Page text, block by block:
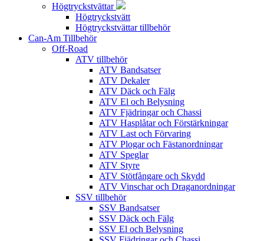
Högtryckstvättar
Högtryckstvätt
Högtryckstvättar tillbehör
Can-Am Tillbehör
Off-Road
ATV tillbehör
ATV Bandsatser
ATV Dekaler
ATV Däck och Fälg
ATV El och Belysning
ATV Fjädringar och Chassi
ATV Hasplåtar och Förstärkningar
ATV Last och Förvaring
ATV Plogar och Fästanordningar
ATV Speglar
ATV Styre
ATV Stötfångare och Skydd
ATV Vinschar och Draganordningar
SSV tillbehör
SSV Bandsatser
SSV Däck och Fälg
SSV El och Belysning